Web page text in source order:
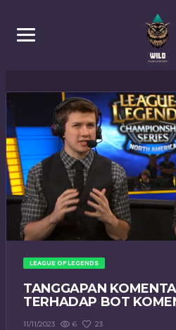
LEAGUE OF LEGENDS
TANGGAPAN
TERHADAP BOT
11/11/2023 6 23